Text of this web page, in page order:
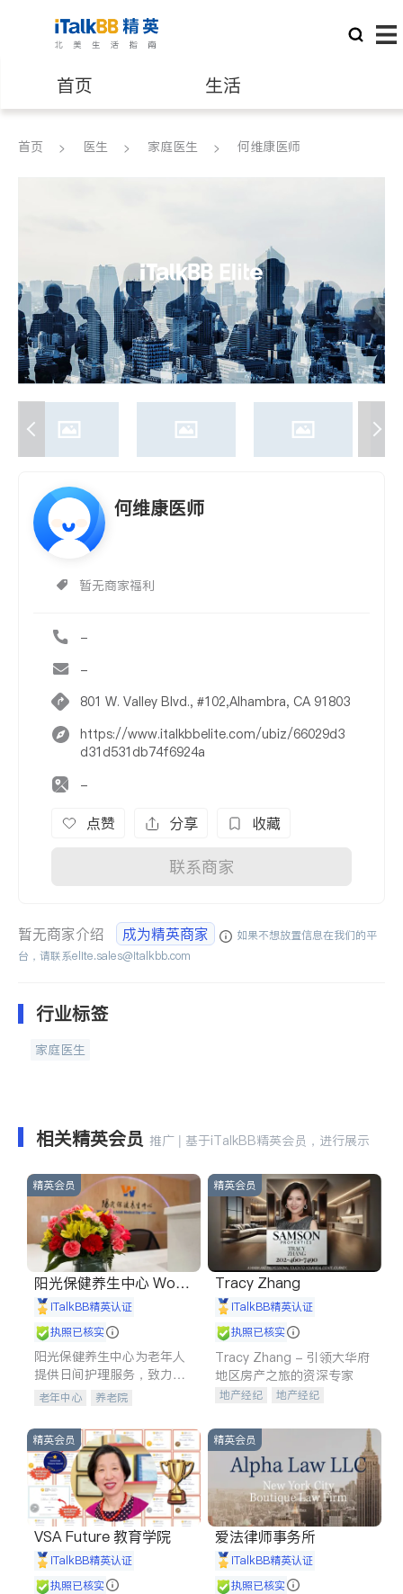
首页 生活
医生 律师
养老 非盈利组织
首页 医生 家庭医生 何维康医师
何维康医师
暂无商家福利
-
-
801 W. Valley Blvd., #102,Alhambra, CA 91803
https://www.italkbbelite.com/ubiz/66029d3
d31d531db74f6924a
-
点赞 分享 收藏
联系商家
暂无商家介绍 成为精英商家
如果不想放置信息在我们的平
台，请联系elite.sales@italkbb.com
行业标签
家庭医生
相关精英会员 推广 | 基于iTalkBB精英会员，进行展示
精英会员
阳光保健养生中心 World
shine
iTalkBB精英认证
执照已核实
阳光保健养生中心为老年人
提供日间护理服务，致力于
通过持续的护理创新来有效
老年中心 养老院
精英会员
Tracy Zhang
iTalkBB精英认证
执照已核实
Tracy Zhang - 引领大华府
地区房产之旅的资深专家
地产经纪
地产经纪
商铺租售
精英会员
VSA Future 教育学院
iTalkBB精英认证
执照已核实
精英会员
爱法律师事务所
iTalkBB精英认证
执照已核实